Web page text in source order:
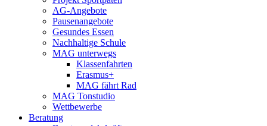
AG-Angebote
Pausenangebote
Gesundes Essen
Nachhaltige Schule
MAG unterwegs
Klassenfahrten
Erasmus+
MAG fährt Rad
MAG Tonstudio
Wettbewerbe
Beratung